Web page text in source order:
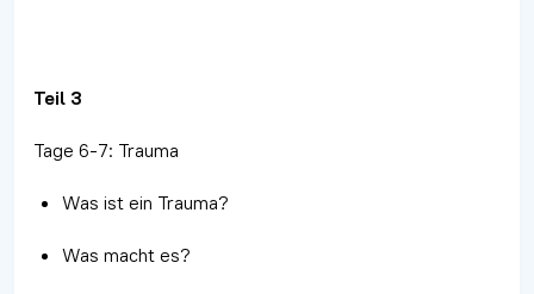
Teil 3
Tage 6-7: Trauma
Was ist ein Trauma?
Was macht es?